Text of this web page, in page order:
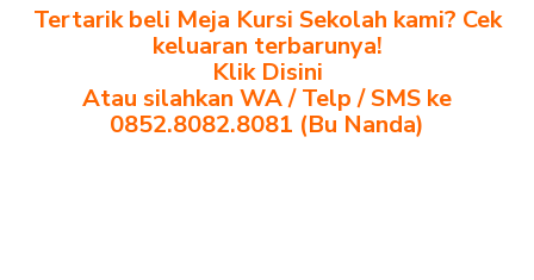
Tertarik beli Meja Kursi Sekolah kami? Cek
keluaran terbarunya!
Klik Disini
Atau silahkan WA / Telp / SMS ke
0852.8082.8081 (Bu Nanda)